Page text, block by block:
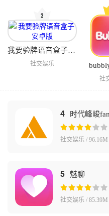
我要验牌语音盒子安卓版
社交娱乐
社
4 时代峰峻
社交娱乐 / 96.16M
5 魅聊
社交娱乐 / 85.39M